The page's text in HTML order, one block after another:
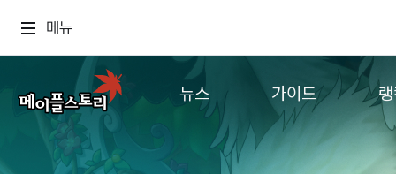
메뉴
뉴스 가이드